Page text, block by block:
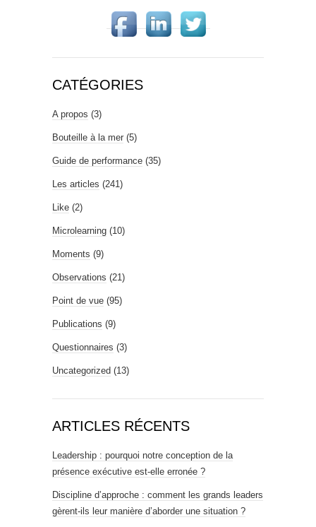
CATÉGORIES
A propos (3)
Bouteille à la mer (5)
Guide de performance (35)
Les articles (241)
Like (2)
Microlearning (10)
Moments (9)
Observations (21)
Point de vue (95)
Publications (9)
Questionnaires (3)
Uncategorized (13)
ARTICLES RÉCENTS
Leadership : pourquoi notre conception de la
présence exécutive est-elle erronée ?
Discipline d’approche : comment les grands leaders
gèrent-ils leur manière d’aborder une situation ?